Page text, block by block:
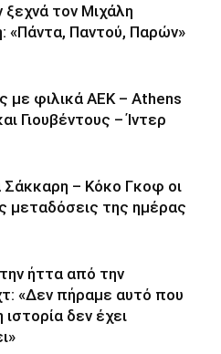
τον Μιχάλη
«Πάντα, Παντού, Παρών»
με φιλικά ΑΕΚ – Athens
Γιουβέντους – Ίντερ
– Κόκο Γκοφ οι
μεταδόσεις της ημέρας
ήττα από την
«Δεν πήραμε αυτό που
ιστορία δεν έχει